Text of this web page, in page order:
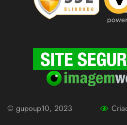
© gupoup10, 2023